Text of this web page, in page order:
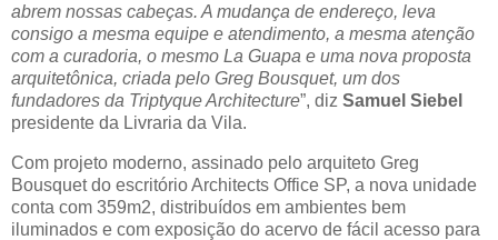
abrem nossas cabeças. A mudança de endereço, leva
consigo a mesma equipe e atendimento, a mesma atenção
com a curadoria, o mesmo La Guapa e uma nova proposta
arquitetônica, criada pelo Greg Bousquet, um dos
fundadores da Triptyque Architecture”, diz Samuel Siebel
presidente da Livraria da Vila.
Com projeto moderno, assinado pelo arquiteto Greg
Bousquet do escritório Architects Office SP, a nova unidade
conta com 359m2, distribuídos em ambientes bem
iluminados e com exposição do acervo de fácil acesso para